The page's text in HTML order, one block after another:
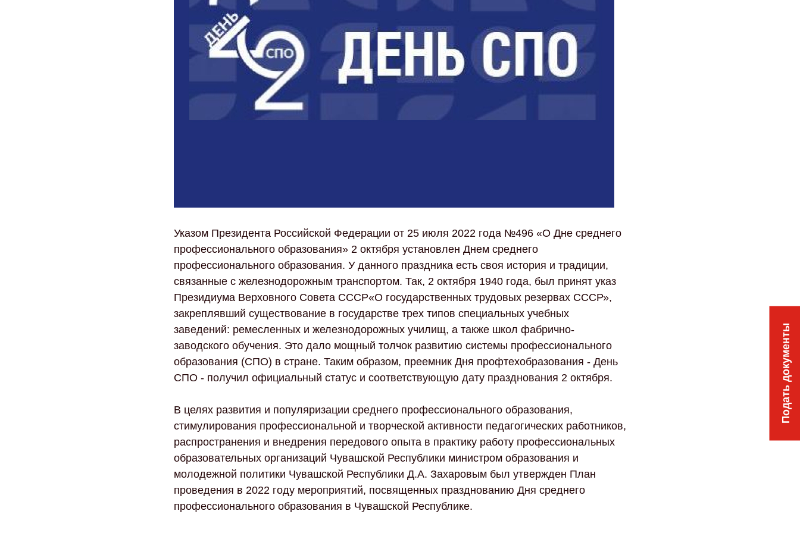
Указом Президента Российской Федерации от 25 июля 2022 года №496 «О Дне среднего
профессионального образования» 2 октября установлен Днем среднего
профессионального образования. У данного праздника есть своя история и традиции,
связанные с железнодорожным транспортом. Так, 2 октября 1940 года, был принят указ
Президиума Верховного Совета СССР«О государственных трудовых резервах СССР»,
закреплявший существование в государстве трех типов специальных учебных
заведений: ремесленных и железнодорожных училищ, а также школ фабрично-
заводского обучения. Это дало мощный толчок развитию системы профессионального
образования (СПО) в стране. Таким образом, преемник Дня профтехобразования - День
СПО - получил официальный статус и соответствующую дату празднования 2 октября.
В целях развития и популяризации среднего профессионального образования,
стимулирования профессиональной и творческой активности педагогических работников,
распространения и внедрения передового опыта в практику работу профессиональных
образовательных организаций Чувашской Республики министром образования и
молодежной политики Чувашской Республики Д.А. Захаровым был утвержден План
проведения в 2022 году мероприятий, посвященных празднованию Дня среднего
профессионального образования в Чувашской Республике.
Подать документы